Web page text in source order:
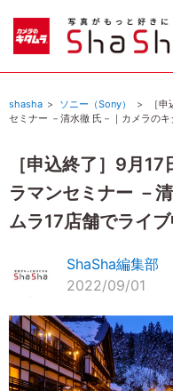
shasha ソニー（Sony）
［
セミナー －清水徹 氏－｜カメラのキ
［申込終了］9月
ラマンセミナー －
ムラ17店舗でライブ
ShaSha編集部
2022/09/01